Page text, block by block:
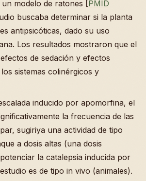
modelo de ratones [PMID
buscaba determinar si la planta
antipsicóticas, dado su uso
Los resultados mostraron que el
de sedación y efectos
sistemas colinérgicos y
inducido por apomorfina, el
la frecuencia de las
sugiriya una actividad de tipo
a dosis altas (una dosis
la catalepsia inducida por
es de tipo in vivo (animales).